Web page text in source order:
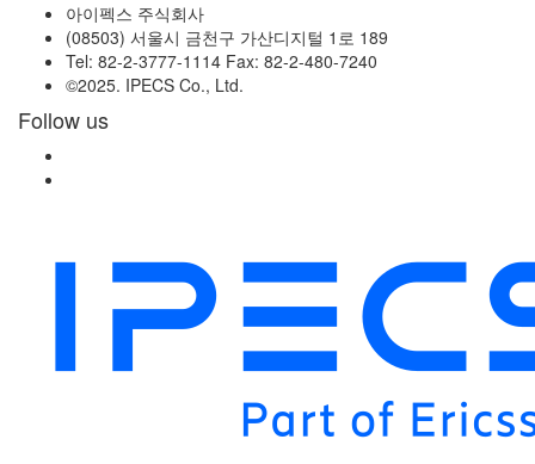
아이펙스 주식회사
(08503) 서울시 금천구 가산디지털 1로 189
Tel: 82-2-3777-1114 Fax: 82-2-480-7240
©2025. IPECS Co., Ltd.
Follow us